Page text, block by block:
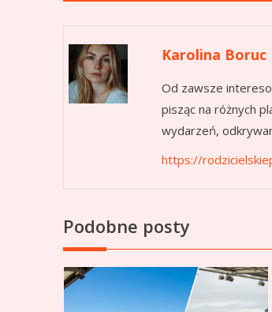
wpisu
Karolina Boruc
Od zawsze
pisząc na różnych
wydarzeń,
https://
Podobne posty